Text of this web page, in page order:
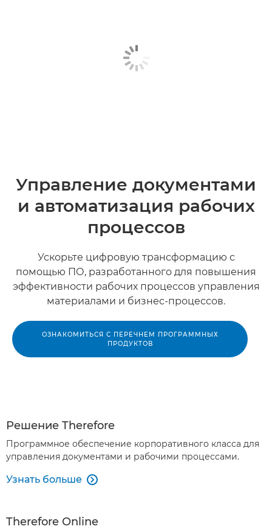
Управление документами
и автоматизация рабочих
процессов
Ускорьте цифровую трансформацию с
помощью ПО, разработанного для повышения
эффективности рабочих процессов управления
материалами и бизнес-процессов.
ОЗНАКОМИТЬСЯ С ПЕРЕЧНЕМ ПРОГРАММНЫХ
ПРОДУКТОВ
Решение Therefore
Программное обеспечение корпоративного класса для
управления документами и рабочими процессами.
Узнать больше 
Therefore Online